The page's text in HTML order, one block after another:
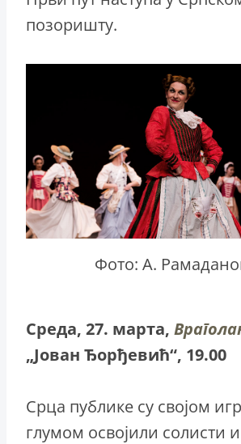
позоришту.
Фото: А.
Среда, 27. марта,
„Јован Ђорђевић“, 19.00
Срца публике су својом
глумом освојили солисти